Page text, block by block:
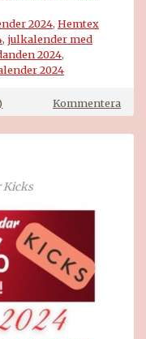
2024, Hemtex
, julkalender med
2024,
2024
Kommenterapå
Kicks